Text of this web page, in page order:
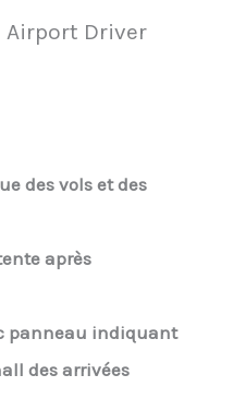
Airport Driver
des vols et des
après
panneau indiquant
des arrivées